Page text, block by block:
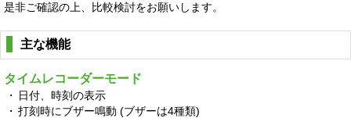
是非ご確認の上、比較検討をお願いします。
主な機能
タイムレコーダーモード
・ 日付、時刻の表示
・ 打刻時にブザー鳴動 (ブザーは4種類)